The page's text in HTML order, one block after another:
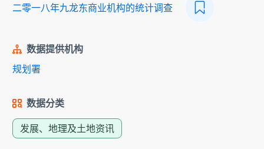
二零一八年九龙东商业机构的统计调查
数据提供机构
规划署
数据分类
发展、地理及土地资讯